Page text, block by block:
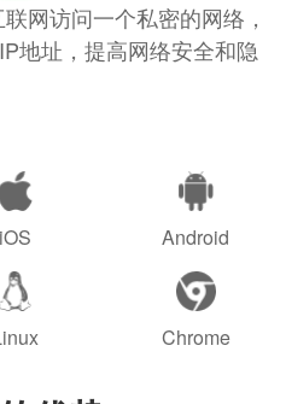
网访问一个私密的网络，
地址，提高网络安全和隐
iOS Android
Chrome